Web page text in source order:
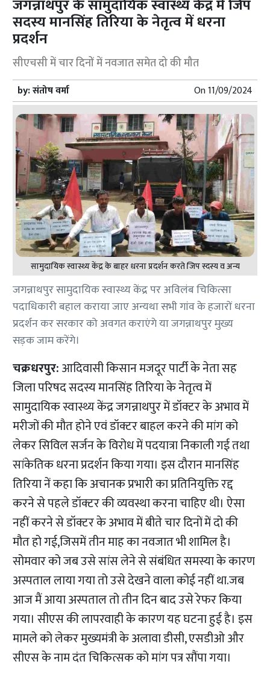
जगन्नाथपुर के सामुदायिक स्वास्थ्य केंद्र में जिप
सदस्य मानसिंह तिरिया के नेतृत्व में धरना
प्रदर्शन
सीएचसी में चार दिनों में नवजात समेत दो की मौत
by:संतोष वर्मा On11/09/2024
सामुदायिक स्वास्थ्य केंद्र के बाहर धरना प्रदर्शन करते जिप स्दस्य व अन्य
जगन्नाथपुर सामुदायिक स्वास्थ्य केंद्र पर अविलंब चिकित्सा
पदाधिकारी बहाल कराया जाए अन्यथा सभी गांव के हजारों धरना
प्रदर्शन कर सरकार को अवगत कराएंगे या जगन्नाथपुर मुख्य
सड़क जाम करेंगे।
चक्रधरपुर:आदिवासी किसान मजदूर पार्टी के नेता सह
जिला परिषद सदस्य मानसिंह तिरिया के नेतृत्व में
सामुदायिक स्वास्थ्य केंद्र जगन्नाथपुर में डॉक्टर के अभाव में
मरीजों की मौत होने एवं डॉक्टर बाहल करने की मांग को
लेकर सिविल सर्जन के विरोध में पदयात्रा निकाली गई तथा
सांकेतिक धरना प्रदर्शन किया गया। इस दौरान मानसिंह
तिरिया नें कहा कि अचानक प्रभारी का प्रतिनियुक्ति रद्द
करने से पहले डॉक्टर की व्यवस्था करना चाहिए थी। ऐसा
नहीं करने से डॉक्टर के अभाव में बीते चार दिनों में दो की
मौत हो गई,जिसमें तीन माह का नवजात भी शामिल है।
सोमवार को जब उसे सांस लेने से संबंधित समस्या के कारण
अस्पताल लाया गया तो उसे देखने वाला कोई नहीं था.जब
आज मैं आया अस्पताल तो तीन दिन बाद उसे रेफर किया
गया। सीएस की लापरवाही के कारण यह घटना हुई है। इस
मामले को लेकर मुख्यमंत्री के अलावा डीसी, एसडीओ और
सीएस के नाम दंत चिकित्सक को मांग पत्र सौंपा गया।